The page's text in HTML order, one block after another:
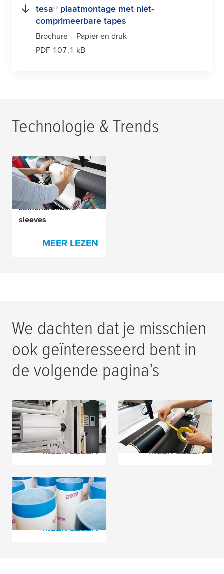
tesa® plaatmontage met niet-
comprimeerbare tapes
Brochure – Papier en druk
PDF 107.1 kB
Technologie & Trends
Uitgebreid
assortiment voor
plaatmontage op
samendrukbare
sleeves
MEER LEZEN
We dachten dat je misschien
ook geïnteresseerd bent in
de volgende pagina’s
Splicingtapes voor
filmmateriaal
MEER LEZEN
Proceslinten voor
flexodruk
MEER LEZEN
tesa
® Softprint
Schuimtapes
MEER LEZEN